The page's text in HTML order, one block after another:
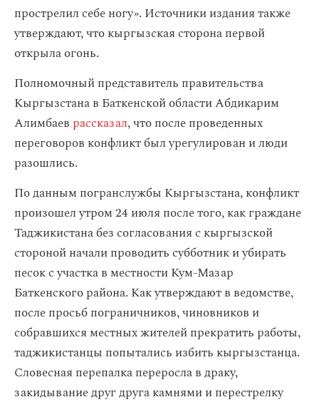
прострелил себе ногу». Источники издания также
утверждают, что кыргызская сторона первой
открыла огонь.
Полномочный представитель правительства
Кыргызстана в Баткенской области Абдикарим
Алимбаев рассказал, что после проведенных
переговоров конфликт был урегулирован и люди
разошлись.
По данным погранслужбы Кыргызстана, конфликт
произошел утром 24 июля после того, как граждане
Таджикистана без согласования с кыргызской
стороной начали проводить субботник и убирать
песок с участка в местности Кум-Мазар
Баткенского района. Как утверждают в ведомстве,
после просьб пограничников, чиновников и
собравшихся местных жителей прекратить работы,
таджикистанцы попытались избить кыргызстанца.
Словесная перепалка переросла в драку,
закидывание друг друга камнями и перестрелку